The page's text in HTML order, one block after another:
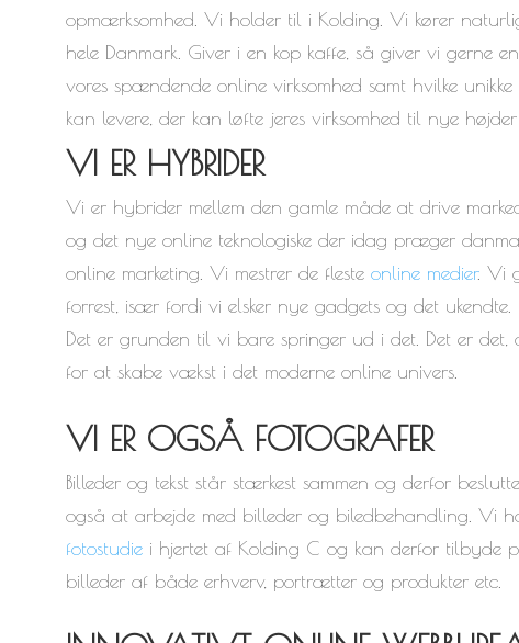
opmærksomhed. Vi holder til i Kolding. Vi kører
hele Danmark. Giver i en kop kaffe, så giver vi gerne
vores spændende online virksomhed samt hvilke
kan levere, der kan løfte jeres virksomhed til nye
VI ER HYBRIDER
Vi er hybrider mellem den gamle måde at drive
og det nye online teknologiske der idag præger
online marketing. Vi mestrer de fleste online medier. Vi
forrest, især fordi vi elsker nye gadgets og det ukendte.
Det er grunden til vi bare springer ud i det. Det er det,
for at skabe vækst i det moderne online univers.
VI ER OGSÅ FOTOGRAFER
Billeder og tekst står stærkest sammen og derfor
også at arbejde med billeder og biledbehandling. Vi
fotostudiei hjertet af Kolding C og kan derfor tilbyde
billeder af både erhverv, portrætter og produkter etc.